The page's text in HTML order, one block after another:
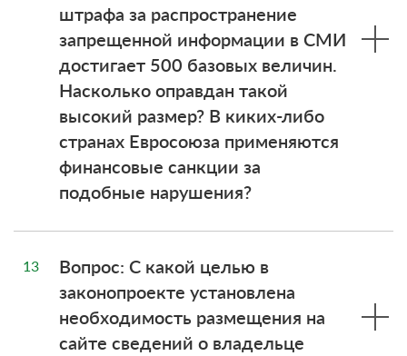
штрафа за распространение
запрещенной информации в СМИ
достигает 500 базовых величин.
Насколько оправдан такой
высокий размер? В киких-либо
странах Евросоюза применяются
финансовые санкции за
подобные нарушения?
13
Вопрос: С какой целью в
законопроекте установлена
необходимость размещения на
сайте сведений о владельце